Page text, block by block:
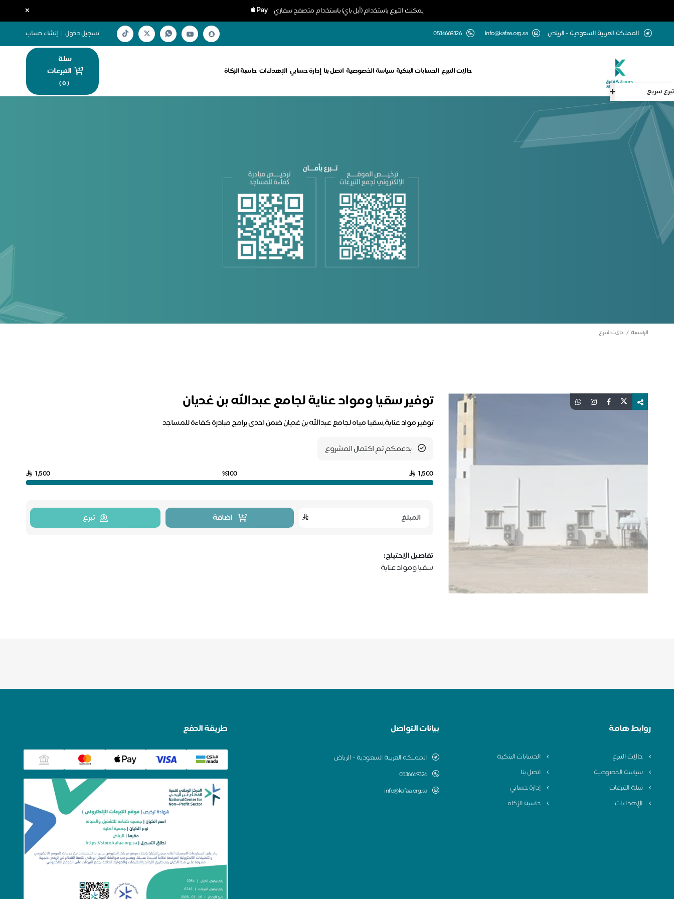
يمكنك التبرع باستخدام (أبل باي) باستخدام متصفح سفاري ×
تبرع سريع
المملكة العربية السعودية - الرياض info@kafaa.org.sa
0536669326 تسجيل دخول | إنشاء حساب
حالات التبرع الحسابات البنكية سياسة الخصوصية اتصل بنا إدارة حسابي الإهداءات حاسبة الزكاة
سلة
التبرعات
(
0
)
الرئيسية حالات التبرع
توفير سقيا ومواد عناية لجامع عبدالله بن غديان
توفير مواد عناية,سقيا مياه لجامع عبدالله بن غديان ضمن احدى برامج مبادرة كفاءة للمساجد
بدعمكم تم اكتمال المشروع
1,500
%100
1,500
اضافة تبرع
تفاصيل الاحتياج:
سقيا ومواد عناية
روابط هامة
حالات التبرع
الحسابات البنكية
سياسة الخصوصية
اتصل بنا
سلة التبرعات
إدارة حسابي
الإهداءات
حاسبة الزكاة
بيانات التواصل
المملكة العربية السعودية - الرياض
0536669326
info@kafaa.org.sa
طريقة الدفع